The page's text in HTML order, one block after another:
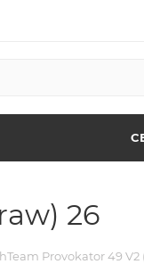
26
Provokator 49 V2